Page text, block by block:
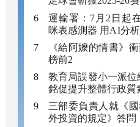
盃冠軍
運輸署：7月2日起
咪表感測器 用AI分
狀況
《給阿嬤的情書》
榜前2
教育局誤發小一派位
銘促提升整體行政質
三部委負責人就《
外投資的規定》答問